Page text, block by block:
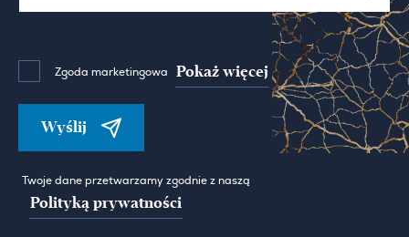
Zgoda marketingowa Pokaż więcej
Wyślij
Twoje dane przetwarzamy zgodnie z naszą
Polityką prywatności